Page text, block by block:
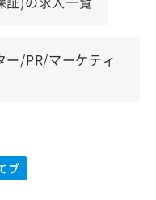
ー/PR/マーケティ